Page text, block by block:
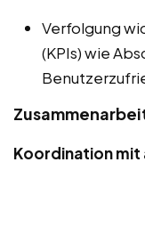
Verfolgung
(KPIs) wie
Koordination mit